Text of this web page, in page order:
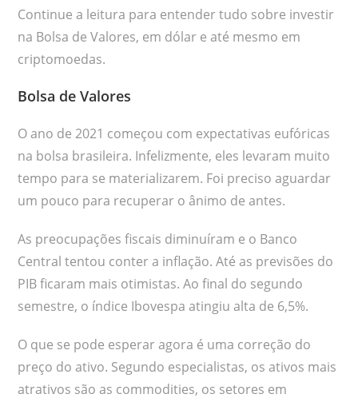
Continue a leitura para entender tudo sobre investir
na Bolsa de Valores, em dólar e até mesmo em
criptomoedas.
Bolsa de Valores
O ano de 2021 começou com expectativas eufóricas
na bolsa brasileira. Infelizmente, eles levaram muito
tempo para se materializarem. Foi preciso aguardar
um pouco para recuperar o ânimo de antes.
As preocupações fiscais diminuíram e o Banco
Central tentou conter a inflação. Até as previsões do
PIB ficaram mais otimistas. Ao final do segundo
semestre, o índice Ibovespa atingiu alta de 6,5%.
O que se pode esperar agora é uma correção do
preço do ativo. Segundo especialistas, os ativos mais
atrativos são as commodities, os setores em